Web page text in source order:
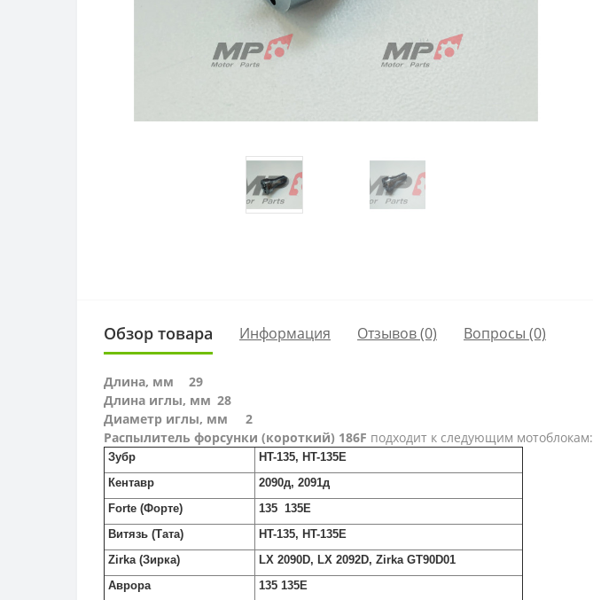
Обзор товара Информация Отзывов (0) Вопросы (0)
Длина, мм
29
Длина иглы, мм 28
Диаметр иглы, мм
2
Распылитель форсунки (короткий) 186F подходит к следующим мотоблокам:
Зубр
HT-135, HT-135E
Кентавр
2090д, 2091д
Forte (Форте)
135 135E
Витязь (Тата)
HT-135, HT-135E
Zirka (Зирка)
LX 2090D, LX 2092D, Zirka GT90D01
Аврора
135 135E